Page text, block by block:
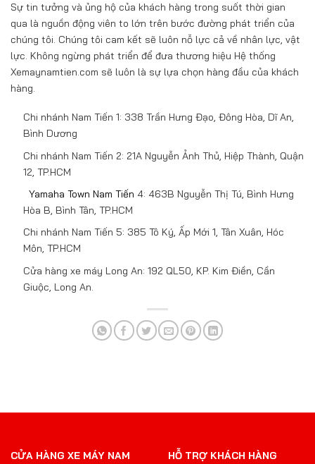
Sự tin tưởng và ủng hộ của khách hàng trong suốt thời gian
qua là nguồn động viên to lớn trên bước đường phát triển của
chúng tôi. Chúng tôi cam kết sẽ luôn nỗ lực cả về nhân lực, vật
lực. Không ngừng phát triển để đưa thương hiệu Hệ thống
Xemaynamtien.com sẽ luôn là sự lựa chọn hàng đầu của khách
hàng.
Chi nhánh Nam Tiến 1: 338 Trần Hưng Đạo, Đông Hòa, Dĩ An,
Bình Dương
Chi nhánh Nam Tiến 2: 21A Nguyễn Ảnh Thủ, Hiệp Thành, Quận
12, TP.HCM
Yamaha Town Nam Tiến 4: 463B Nguyễn Thị Tú, Bình Hưng
Hòa B, Bình Tân, TP.HCM
Chi nhánh Nam Tiến 5: 385 Tô Ký, Ấp Mới 1, Tân Xuân, Hóc
Môn, TP.HCM
Cửa hàng xe máy Long An: 192 QL50, KP. Kim Điền, Cần
Giuộc, Long An.
CỬA HÀNG XE MÁY NAM
HỖ TRỢ KHÁCH HÀNG